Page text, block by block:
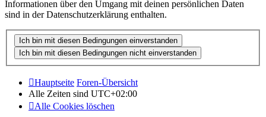
Informationen über den Umgang mit deinen persönlichen Daten
sind in der Datenschutzerklärung enthalten.
Hauptseite Foren-Übersicht
Alle Zeiten sind UTC+02:00
Alle Cookies löschen